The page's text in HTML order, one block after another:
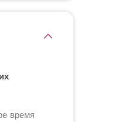
время